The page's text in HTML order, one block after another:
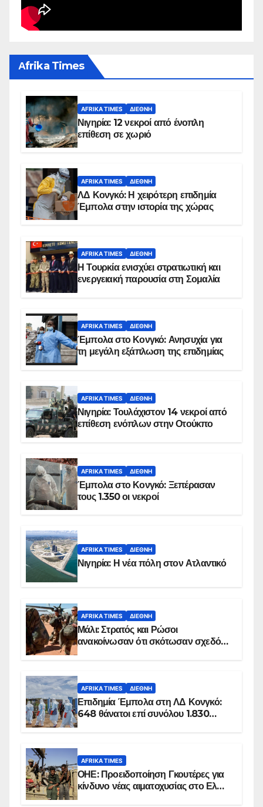
Αfrika Times
AFRIKA TIMES ΔΙΕΘΝΉ
Νιγηρία: 12 νεκροί από ένοπλη
επίθεση σε χωριό
AFRIKA TIMES ΔΙΕΘΝΉ
ΛΔ Κονγκό: Η χειρότερη επιδημία
Έμπολα στην ιστορία της χώρας
AFRIKA TIMES ΔΙΕΘΝΉ
Η Τουρκία ενισχύει στρατιωτική και
ενεργειακή παρουσία στη Σομαλία
AFRIKA TIMES ΔΙΕΘΝΉ
Έμπολα στο Κονγκό: Ανησυχία για
τη μεγάλη εξάπλωση της επιδημίας
AFRIKA TIMES ΔΙΕΘΝΉ
Νιγηρία: Τουλάχιστον 14 νεκροί από
επίθεση ενόπλων στην Οτούκπο
AFRIKA TIMES ΔΙΕΘΝΉ
Έμπολα στο Κονγκό: Ξεπέρασαν
τους 1.350 οι νεκροί
AFRIKA TIMES ΔΙΕΘΝΉ
Νιγηρία: Η νέα πόλη στον Ατλαντικό
AFRIKA TIMES ΔΙΕΘΝΉ
Μάλι: Στρατός και Ρώσοι
ανακοίνωσαν ότι σκότωσαν σχεδόν
AFRIKA TIMES ΔΙΕΘΝΉ
Επιδημία Έμπολα στη ΛΔ Κονγκό:
648 θάνατοι επί συνόλου 1.830
AFRIKA TIMES
ΟΗΕ: Προειδοποίηση Γκουτέρες για
κίνδυνο νέας αιματοχυσίας στο Ελ